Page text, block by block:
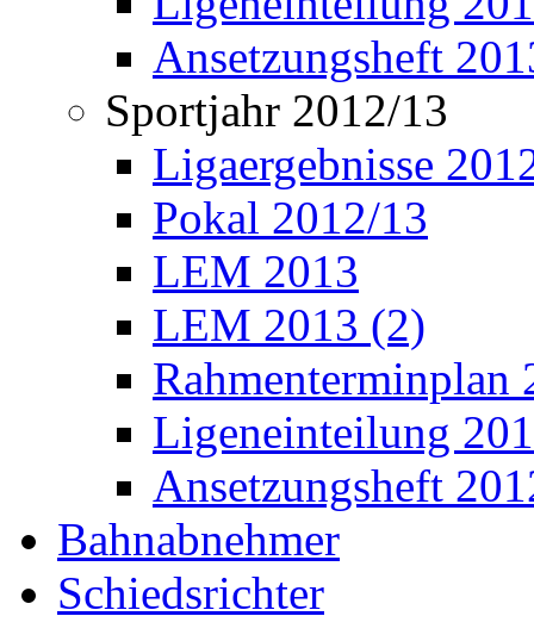
Ansetzungsheft
Sportjahr 2012/13
Ligaergebnisse
Pokal 2012/13
LEM 2013
LEM 2013 (2)
Rahmenterminplan
Ligeneinteilung
Ansetzungsheft
Bahnabnehmer
Schiedsrichter